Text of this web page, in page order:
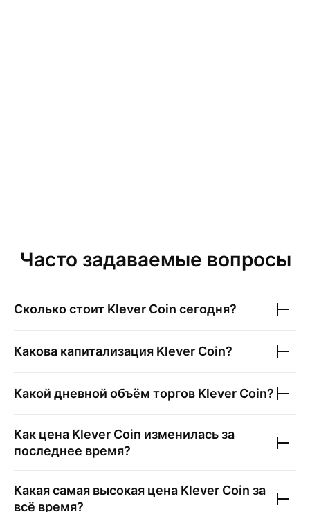
Часто задаваемые вопросы
Сколько стоит Klever Coin сегодня?
Какова капитализация Klever Coin?
Какой дневной объём торгов Klever Coin?
Как цена Klever Coin изменилась за
последнее время?
Какая самая высокая цена Klever Coin за
всё время?